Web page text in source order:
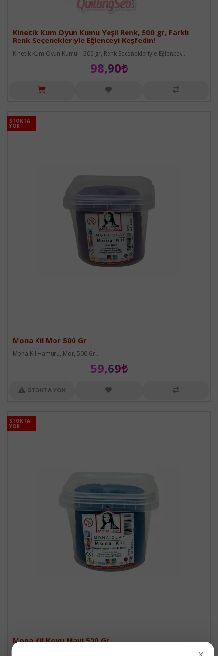
Kinetik Kum Oyun Kumu Yeşil Renk, 500 gr, Farklı
Renk Seçenekleriyle Eğlenceyi Keşfedin!
Kinetik Kum Oyun Kumu – 500 gr, Renk Seçenekleriyle Eğlencey..
98,90₺
STOKTA
YOK
STOKTA
YOK
Mona Kil Mor 500 Gr
Mona Kil Hamuru, Mor, 500 Gr..
59,69₺
STOKTA YOK
STOKTA
YOK
STOKTA
YOK
Mona Kil Koyu Mavi 500 Gr